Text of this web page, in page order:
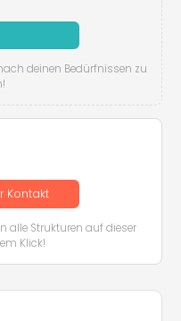
deinen Bedürfnissen zu
Kontakt
alle Strukturen auf dieser
Klick!